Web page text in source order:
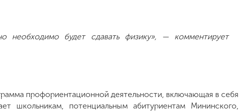
необходимо будет сдавать физику», — комментирует
профориентационной деятельности, включающая в себя
школьникам, потенциальным абитуриентам Мининского,